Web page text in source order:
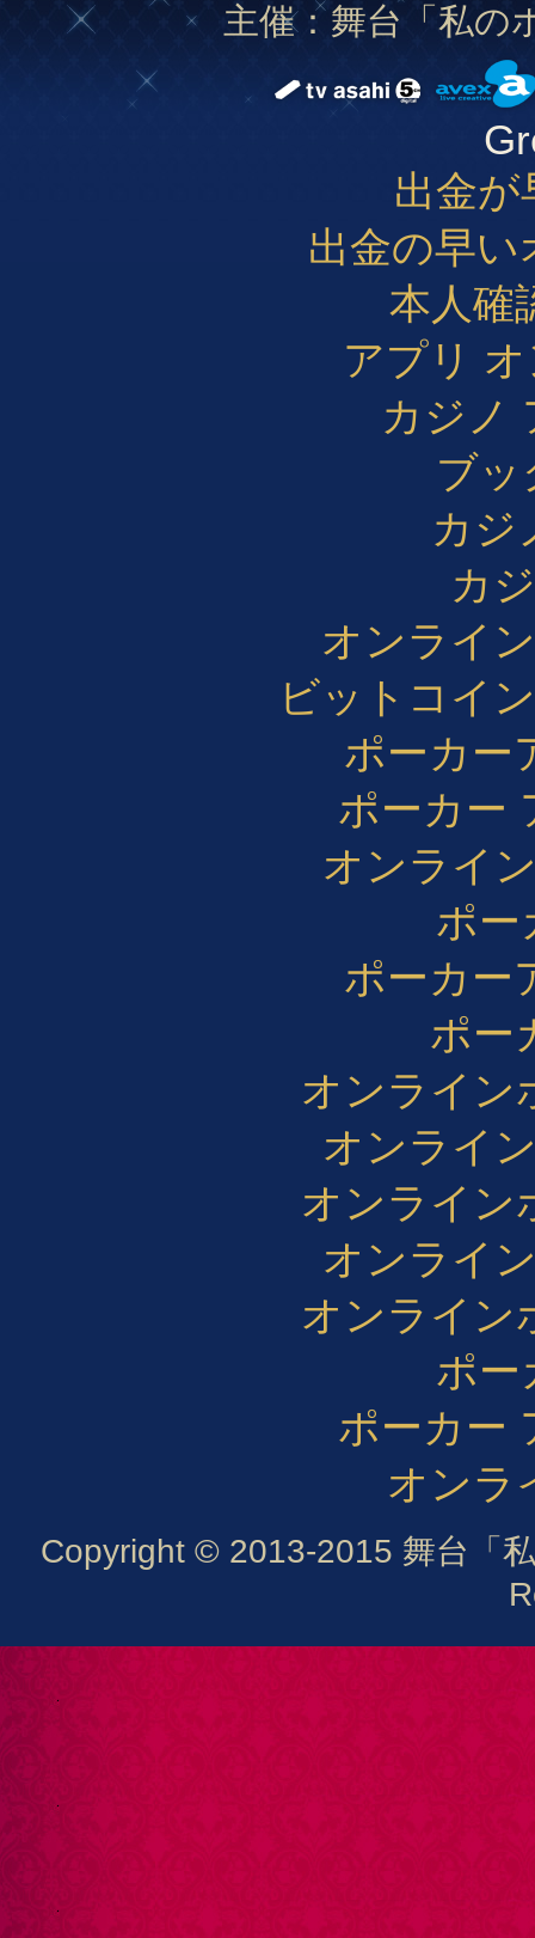
主催：舞台「私の
出金が
出金の早
本人確
アプリ
カジノ
ブッ
カジ
カ
オンライ
ビットコイ
ポーカー
ポーカー
オンライ
ポー
ポーカー
ポー
オンライン
オンライ
オンライン
オンライ
オンライン
ポー
ポーカー
オンラ
Copyright © 2013-2015 舞台「